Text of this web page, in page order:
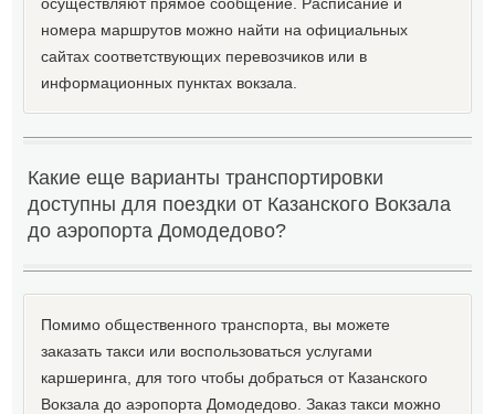
номера маршрутов можно найти на официальных
сайтах соответствующих перевозчиков или в
информационных пунктах вокзала.
Какие еще варианты транспортировки
доступны для поездки от Казанского Вокзала
до аэропорта Домодедово?
Помимо общественного транспорта, вы можете
заказать такси или воспользоваться услугами
каршеринга, для того чтобы добраться от Казанского
Вокзала до аэропорта Домодедово. Заказ такси можно